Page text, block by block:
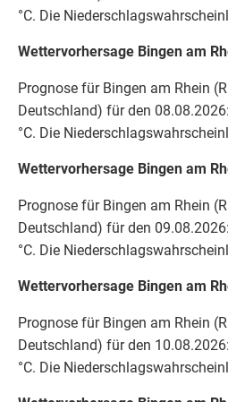
°C. Die
Wettervorhersage Bingen am
Prognose für Bingen am Rhein
Deutschland) für den
°C. Die
Wettervorhersage Bingen am
Prognose für Bingen am Rhein
Deutschland) für den
°C. Die
Wettervorhersage Bingen am
Prognose für Bingen am Rhein
Deutschland) für den
°C. Die